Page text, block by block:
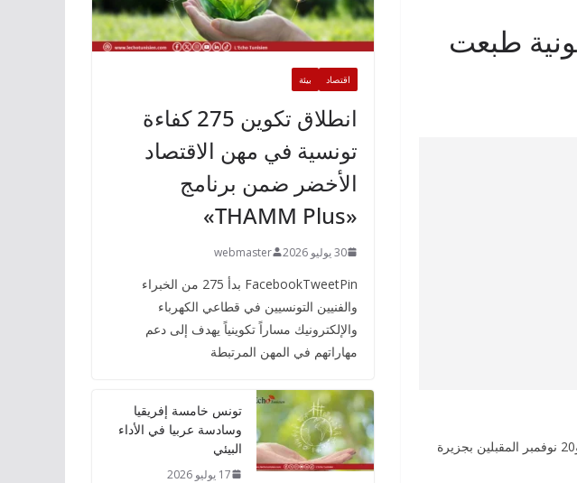
18 للفرنكوفونية طبعت
لتي ستنعقد يومي 19 و20 نوفمبر المقبلين بجزيرة
اقتصاد بيئة
انطلاق تكوين 275 كفاءة
تونسية في مهن الاقتصاد
الأخضر ضمن برنامج
«THAMM Plus»
30 يوليو 2026 webmaster
FacebookTweetPin بدأ 275 من الخبراء
والفنيين التونسيين في قطاعي الكهرباء
والإلكترونيك مساراً تكوينياً يهدف إلى دعم
مهاراتهم في المهن المرتبطة
تونس خامسة إفريقيا
وسادسة عربيا في الأداء
البيئي
17 يوليو 2026